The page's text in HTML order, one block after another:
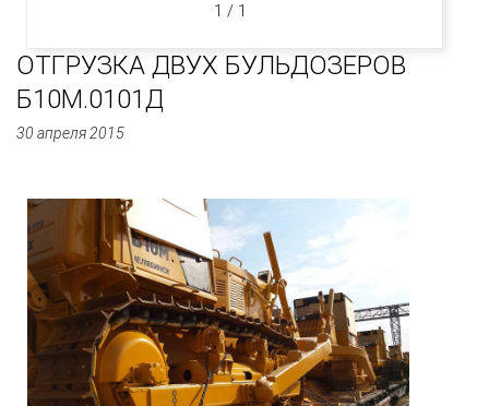
1 / 1
ОТГРУЗКА ДВУХ БУЛЬДОЗЕРОВ
Б10М.0101Д
30 апреля 2015